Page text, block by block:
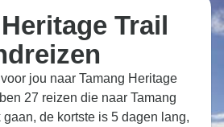
Trail
jou naar Tamang Heritage
27 reizen die naar Tamang
gaan, de kortste is 5 dagen lang,